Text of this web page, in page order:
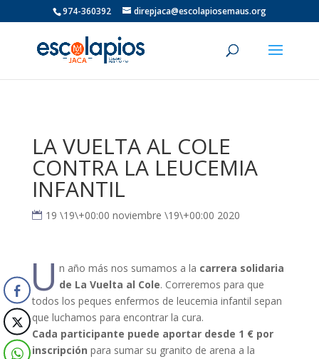
974-360392 direpjaca@escolapiosemaus.org
LA VUELTA AL COLE
CONTRA LA LEUCEMIA
INFANTIL
19 \19\+00:00 noviembre \19\+00:00 2020
U n año más nos sumamos a la carrera solidaria
de La Vuelta al Cole. Correremos para que
todos los peques enfermos de leucemia infantil sepan
que luchamos para encontrar la cura.
Cada participante puede aportar desde 1 € por
inscripción para sumar su granito de arena a la